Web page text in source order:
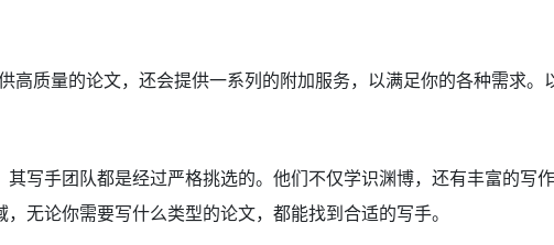
高质量的论文，还会提供一系列的附加服务，以满足你的各种需求。
其写手团队都是经过严格挑选的。他们不仅学识渊博，还有丰富的写作
无论你需要写什么类型的论文，都能找到合适的写手。